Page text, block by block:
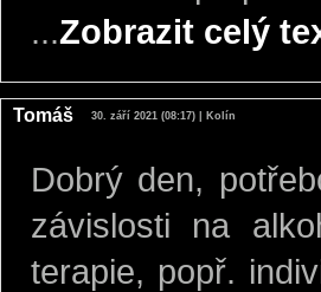
...Zobrazit celý
Tomáš 30. září 2021 (08:17) | Kolín
Dobrý den,
závislosti na
terapie, popř.